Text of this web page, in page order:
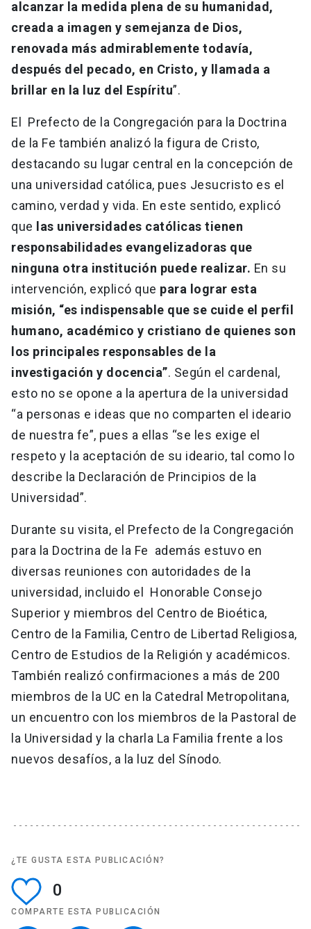
alcanzar la medida plena de su humanidad,
creada a imagen y semejanza de Dios,
renovada más admirablemente todavía,
después del pecado, en Cristo, y llamada a
brillar en la luz del Espíritu”.
El Prefecto de la Congregación para la Doctrina
de la Fe también analizó la figura de Cristo,
destacando su lugar central en la concepción de
una universidad católica, pues Jesucristo es el
camino, verdad y vida. En este sentido, explicó
que las universidades católicas tienen
responsabilidades evangelizadoras que
ninguna otra institución puede realizar. En su
intervención, explicó que para lograr esta
misión, “es indispensable que se cuide el perfil
humano, académico y cristiano de quienes son
los principales responsables de la
investigación y docencia”. Según el cardenal,
esto no se opone a la apertura de la universidad
“a personas e ideas que no comparten el ideario
de nuestra fe”, pues a ellas “se les exige el
respeto y la aceptación de su ideario, tal como lo
describe la Declaración de Principios de la
Universidad”.
Durante su visita, el Prefecto de la Congregación
para la Doctrina de la Fe además estuvo en
diversas reuniones con autoridades de la
universidad, incluido el Honorable Consejo
Superior y miembros del Centro de Bioética,
Centro de la Familia, Centro de Libertad Religiosa,
Centro de Estudios de la Religión y académicos.
También realizó confirmaciones a más de 200
miembros de la UC en la Catedral Metropolitana,
un encuentro con los miembros de la Pastoral de
la Universidad y la charla La Familia frente a los
nuevos desafíos, a la luz del Sínodo.
¿TE GUSTA ESTA PUBLICACIÓN?
0
COMPARTE ESTA PUBLICACIÓN